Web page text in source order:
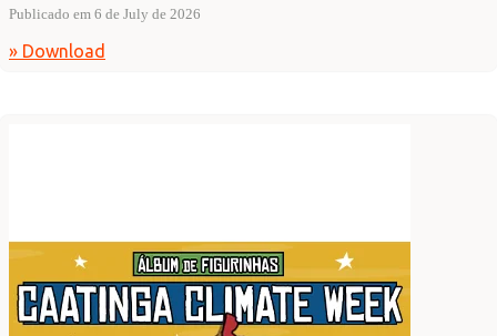
Publicado em 6 de July de 2026
» Download